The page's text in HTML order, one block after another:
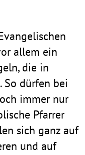
allem ein
die in
So dürfen bei
immer nur
Pfarrer
sich ganz auf
und auf